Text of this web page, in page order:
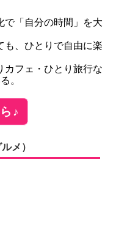
で「自分の時間」を大
も、ひとりで自由に楽
カフェ・ひとり旅行な
。
♪
メ）